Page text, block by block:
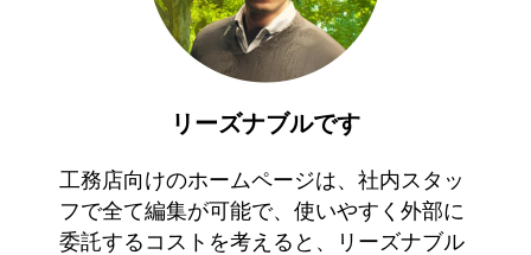
リーズナブルです
工務店向けのホームページは、社内スタッ
フで全て編集が可能で、使いやすく外部に
委託するコストを考えると、リーズナブル